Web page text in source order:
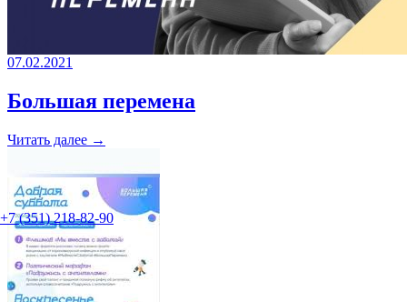
+7 (351) 218-82-90
07.02.2021
Большая перемена
Читать далее →